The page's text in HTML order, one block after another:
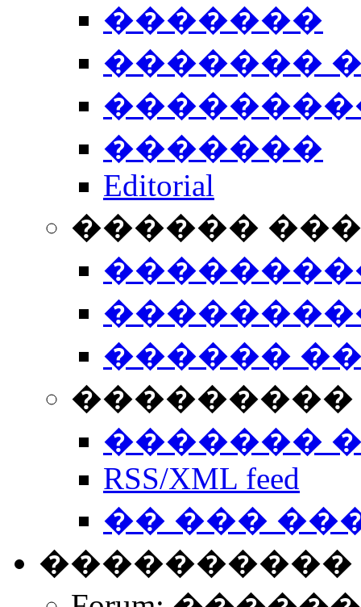
�������
�������
�������
Editorial
������
������
���������
�������
RSS/XML feed
�� ���
����������